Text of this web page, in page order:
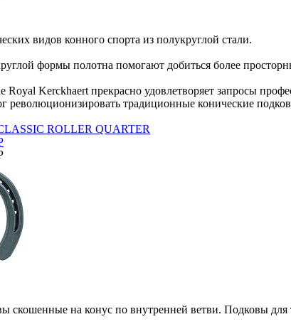
видов конного спорта из полукруглой стали.
формы полотна помогают добиться более
Royal Kerckhaert прекрасно удовлетворяет запросы
традиционные конические
ROLLER QUARTER
скошенные на конус по внутренней ветви. Подковы